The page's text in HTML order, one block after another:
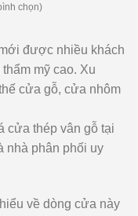
chọn)
được nhiều khách
mỹ cao. Xu
cửa gỗ, cửa nhôm
cửa thép vân gỗ tại
nhà phân phối uy
về dòng cửa này